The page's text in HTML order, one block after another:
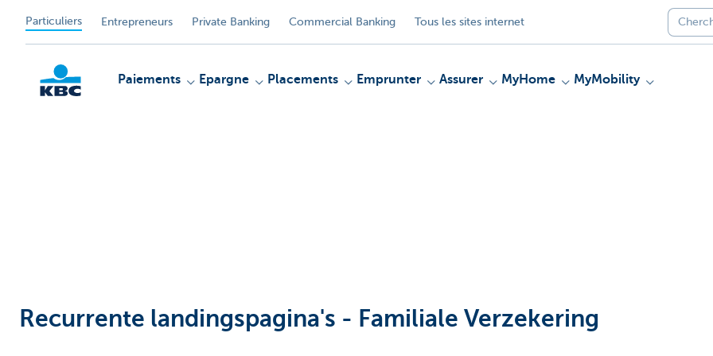
Particuliers Entrepreneurs Private Banking Commercial Banking Tous les sites internet
Paiements Epargne Placements Emprunter Assurer MyHome MyMobility
Recurrente landingspagina's - Familiale Verzekering